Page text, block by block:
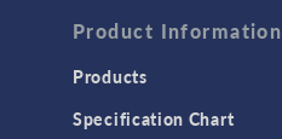
Product Information
Products
Specification Chart